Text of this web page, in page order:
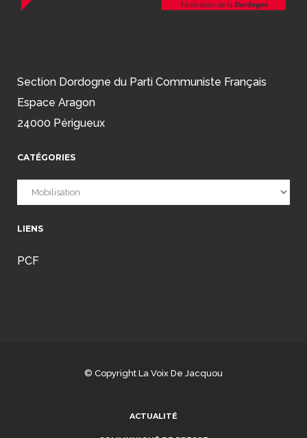
Section Dordogne du Parti Communiste Français
Espace Aragon
24000 Périgueux
CATÉGORIES
Catégories
LIENS
PCF
© Copyright La Voix De Jacquou
ACTUALITÉ